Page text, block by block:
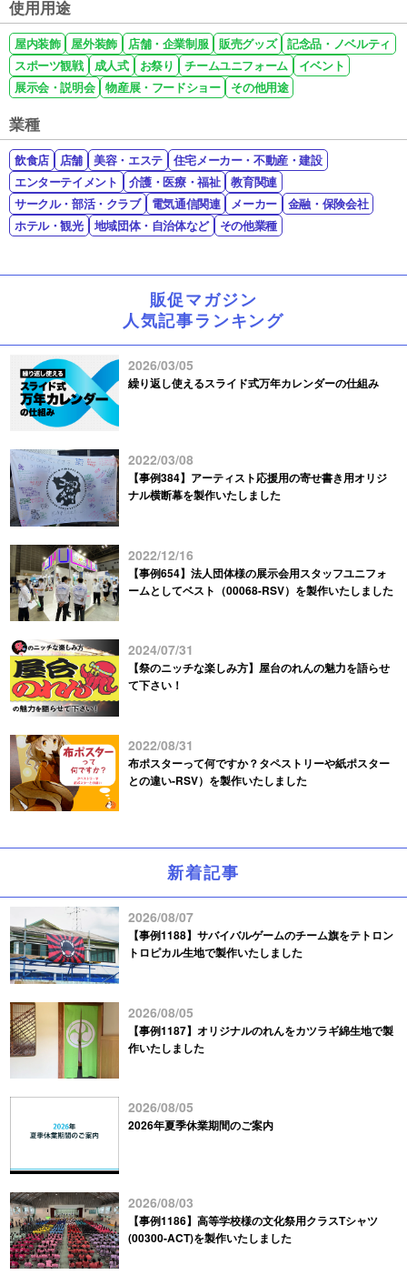
使用用途
屋内装飾 屋外装飾 店舗・企業制服 販売グッズ
記念品・ノベルティ
スポーツ観戦
成人式 お祭り チームユニフォーム
イベント
展示会・説明会
物産展・フードショー その他用途
業種
飲食店 店舗 美容・エステ
住宅メーカー・不動産・建設
エンターテイメント
介護・医療・福祉
教育関連
サークル・部活・クラブ
電気通信関連 メーカー
金融・保険会社
ホテル・観光
地域団体・自治体など その他業種
販促マガジン
人気記事ランキング
2026/03/05
繰り返し使えるスライド式万年カレンダーの仕組み
2022/03/08
【事例384】アーティスト応援用の寄せ書き用オリジ
ナル横断幕を製作いたしました
2022/12/16
【事例654】法人団体様の展示会用スタッフユニフォ
ームとしてベスト（00068-RSV）を製作いたしました
2024/07/31
【祭のニッチな楽しみ方】屋台のれんの魅力を語らせ
て下さい！
2022/08/31
布ポスターって何ですか？タペストリーや紙ポスター
との違い-RSV）を製作いたしました
新着記事
2026/08/07
【事例1188】サバイバルゲームのチーム旗をテトロン
トロピカル生地で製作いたしました
2026/08/05
【事例1187】オリジナルのれんをカツラギ綿生地で製
作いたしました
2026/08/05
2026年夏季休業期間のご案内
2026/08/03
【事例1186】高等学校様の文化祭用クラスTシャツ
(00300-ACT)を製作いたしました